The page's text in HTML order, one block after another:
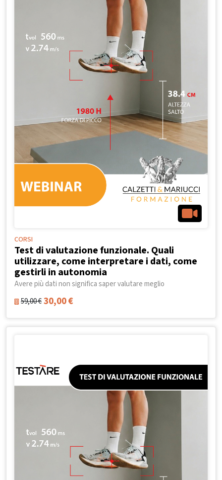
CORSI
Test di valutazione funzionale. Quali
utilizzare, come interpretare i dati, come
gestirli in autonomia
Avere più dati non significa saper valutare meglio
59,00€30,00€